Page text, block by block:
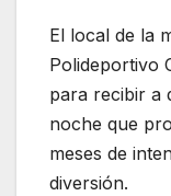
El local de la
Polideportivo
para recibir a
noche que
meses de
diversión.